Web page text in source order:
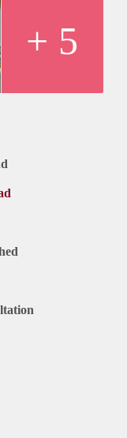
additioneel een
€ 75,- per maand.
+ 5